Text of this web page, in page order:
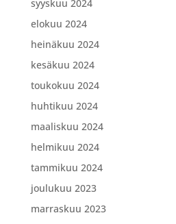
syyskuu 2024
elokuu 2024
heinäkuu 2024
kesäkuu 2024
toukokuu 2024
huhtikuu 2024
maaliskuu 2024
helmikuu 2024
tammikuu 2024
joulukuu 2023
marraskuu 2023